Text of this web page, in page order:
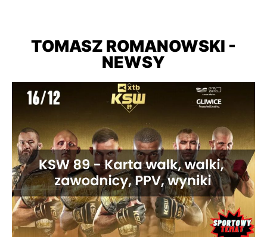
TOMASZ ROMANOWSKI -
NEWSY